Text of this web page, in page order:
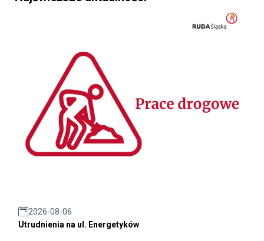
2026-08-06
Utrudnienia na ul. Energetyków